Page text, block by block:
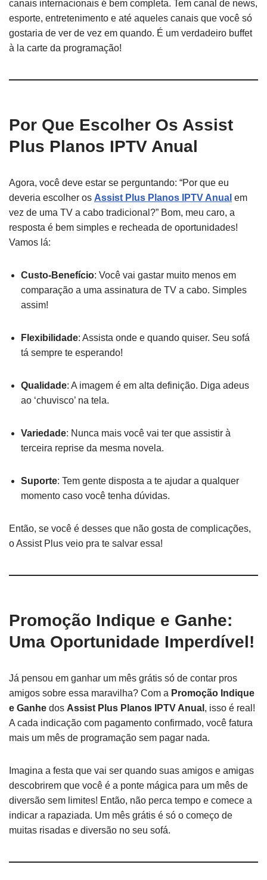
canais internacionais é bem completa. Tem canal de news,
esporte, entretenimento e até aqueles canais que você só
gostaria de ver de vez em quando. É um verdadeiro buffet
à la carte da programação!
Por Que Escolher Os Assist
Plus Planos IPTV Anual
Agora, você deve estar se perguntando: “Por que eu
deveria escolher os Assist Plus Planos IPTV Anual em
vez de uma TV a cabo tradicional?” Bom, meu caro, a
resposta é bem simples e recheada de oportunidades!
Vamos lá:
Custo-Benefício: Você vai gastar muito menos em
comparação a uma assinatura de TV a cabo. Simples
assim!
Flexibilidade: Assista onde e quando quiser. Seu sofá
tá sempre te esperando!
Qualidade: A imagem é em alta definição. Diga adeus
ao ‘chuvisco’ na tela.
Variedade: Nunca mais você vai ter que assistir à
terceira reprise da mesma novela.
Suporte: Tem gente disposta a te ajudar a qualquer
momento caso você tenha dúvidas.
Então, se você é desses que não gosta de complicações,
o Assist Plus veio pra te salvar essa!
Promoção Indique e Ganhe:
Uma Oportunidade Imperdível!
Já pensou em ganhar um mês grátis só de contar pros
amigos sobre essa maravilha? Com a Promoção Indique
e Ganhe dos Assist Plus Planos IPTV Anual , isso é real!
A cada indicação com pagamento confirmado, você fatura
mais um mês de programação sem pagar nada.
Imagina a festa que vai ser quando suas amigos e amigas
descobrirem que você é a ponte mágica para um mês de
diversão sem limites! Então, não perca tempo e comece a
indicar a rapaziada. Um mês grátis é só o começo de
muitas risadas e diversão no seu sofá.